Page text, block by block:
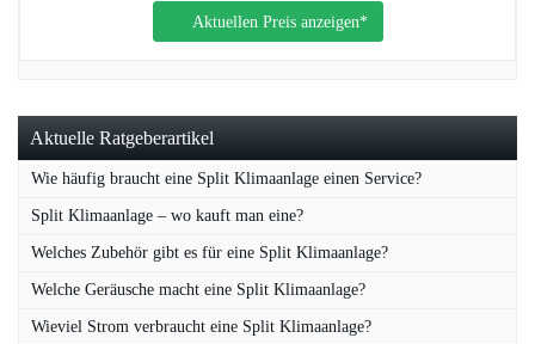
Aktuellen Preis anzeigen*
Aktuelle Ratgeberartikel
Wie häufig braucht eine Split Klimaanlage einen Service?
Split Klimaanlage – wo kauft man eine?
Welches Zubehör gibt es für eine Split Klimaanlage?
Welche Geräusche macht eine Split Klimaanlage?
Wieviel Strom verbraucht eine Split Klimaanlage?